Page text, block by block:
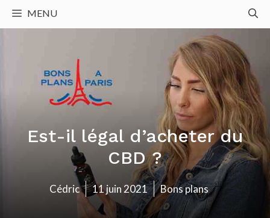
MENU
Est-il légal d’acheter du
CBD ?
Cédric 11 juin 2021 Bons plans